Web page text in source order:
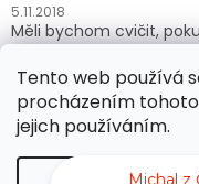
Tento web používá
procházením
jejich používáním.
5.11.2018
Měli bychom cvičit,
ARCHIV
Michal z